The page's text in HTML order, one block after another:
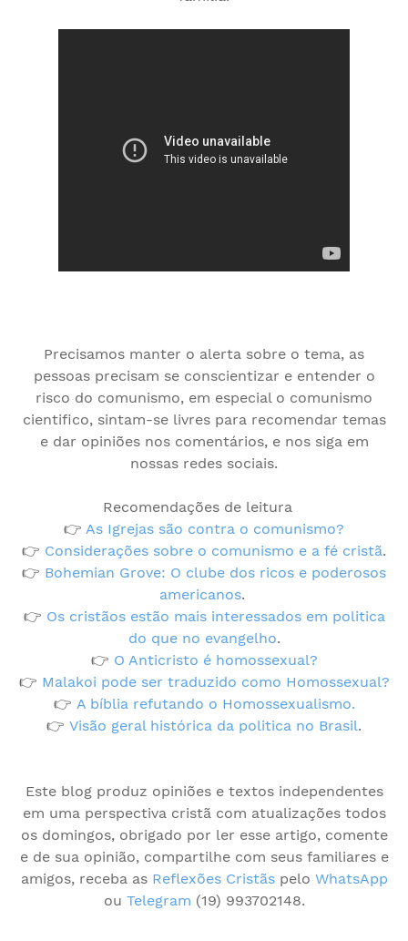
Precisamos manter o alerta sobre o tema, as
pessoas precisam se conscientizar e entender o
risco do comunismo, em especial o comunismo
cientifico, sintam-se livres para recomendar temas
e dar opiniões nos comentários, e nos siga em
nossas redes sociais.
Recomendações de leitura
👉 As Igrejas são contra o comunismo?
👉 Considerações sobre o comunismo e a fé cristã.
👉 Bohemian Grove: O clube dos ricos e poderosos
americanos.
👉 Os cristãos estão mais interessados em politica
do que no evangelho.
👉 O Anticristo é homossexual?
👉 Malakoi pode ser traduzido como Homossexual?
👉 A bíblia refutando o Homossexualismo.
👉 Visão geral histórica da politica no Brasil.
Este blog produz opiniões e textos independentes
em uma perspectiva cristã com atualizações todos
os domingos, obrigado por ler esse artigo, comente
e de sua opinião, compartilhe com seus familiares e
amigos, receba as Reflexões Cristãspelo WhatsApp
ou Telegram (19) 993702148.